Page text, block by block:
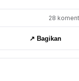
28
↗️ Bagikan